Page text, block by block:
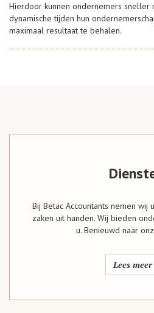
Hierdoor kunnen ondernemers sneller
dynamische tijden hun
maximaal resultaat te behalen.
Bij Betac Accountants nemen
zaken uit handen. Wij bieden
u. Benieuwd naar
Lees meer